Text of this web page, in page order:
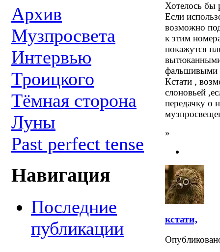
Архив
Музпросвета
Интервью
Троицкого
Тёмная сторона
Луны
Past perfect tense
Навигация
Последние
публикации
Хотелось бы
Если
возможно
к зтим
покажутся
фальшивыми
Кстати ,
слоновьей
передачку о
»
кстати,